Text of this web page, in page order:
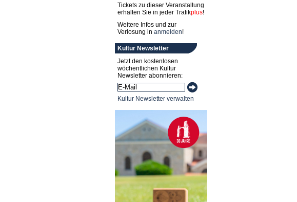
Tickets zu dieser Veranstaltung
erhalten Sie in jeder Trafikplus!
Weitere Infos und zur
Verlosung in anmelden!
Kultur Newsletter
Jetzt den kostenlosen
wöchentlichen Kultur
Newsletter abonnieren:
Kultur Newsletter verwalten